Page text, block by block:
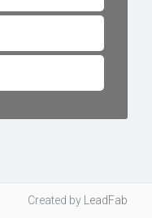
Created by LeadFab